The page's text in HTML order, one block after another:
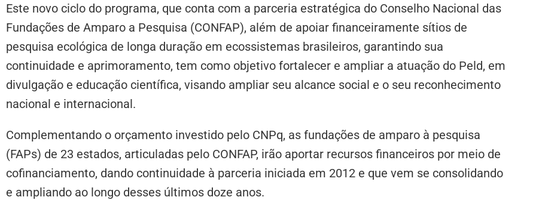
Este novo ciclo do programa, que conta com a parceria estratégica do Conselho Nacional das
Fundações de Amparo a Pesquisa (CONFAP), além de apoiar financeiramente sítios de
pesquisa ecológica de longa duração em ecossistemas brasileiros, garantindo sua
continuidade e aprimoramento, tem como objetivo fortalecer e ampliar a atuação do Peld, em
divulgação e educação científica, visando ampliar seu alcance social e o seu reconhecimento
nacional e internacional.
Complementando o orçamento investido pelo CNPq, as fundações de amparo à pesquisa
(FAPs) de 23 estados, articuladas pelo CONFAP, irão aportar recursos financeiros por meio de
cofinanciamento, dando continuidade à parceria iniciada em 2012 e que vem se consolidando
e ampliando ao longo desses últimos doze anos.